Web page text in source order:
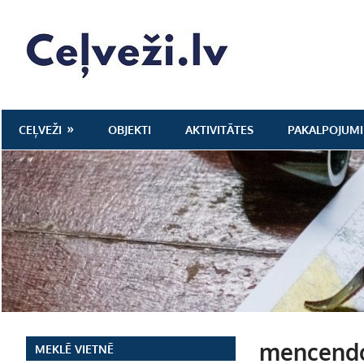
content
CEĻVEŽI OBJEKTI AKTIVITĀTES PAKALPOJUMI
MEKLĒ VIETNĒ